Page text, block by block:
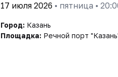
17 июля 2026 • пятница •
Город: Казань
Площадка: Речной порт